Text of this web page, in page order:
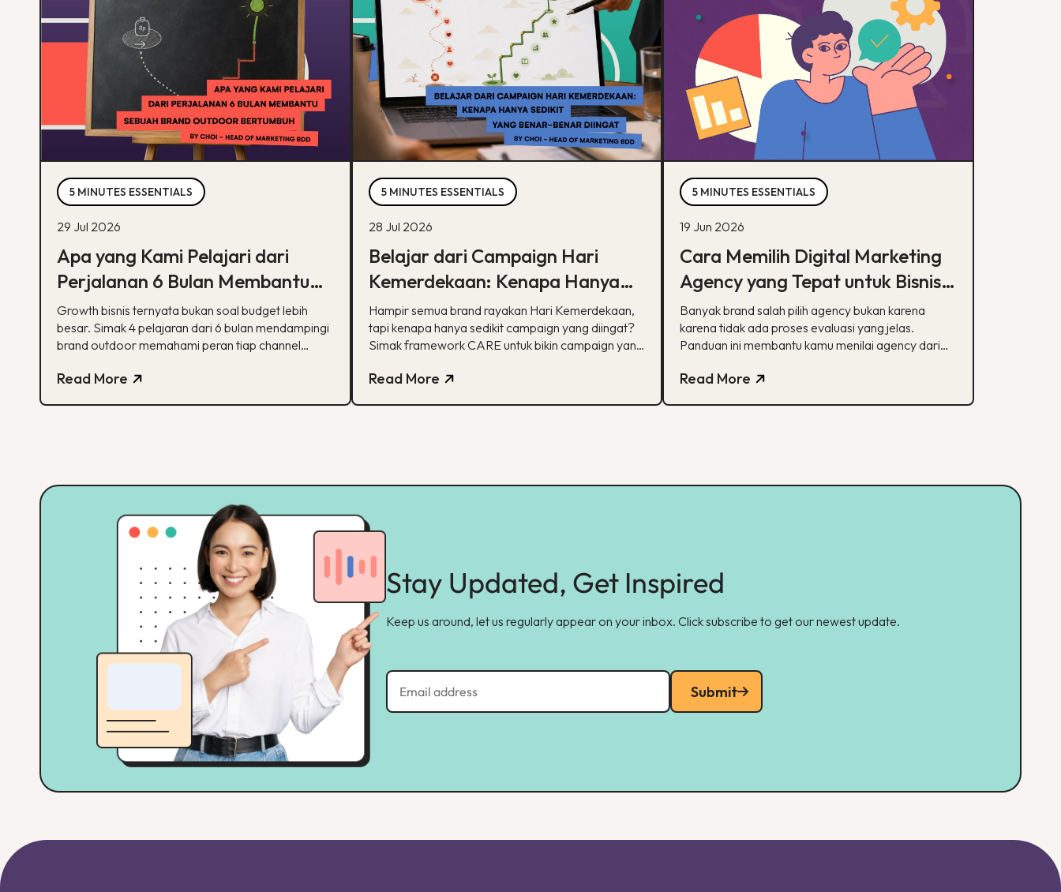
5 MINUTES ESSENTIALS
29 Jul 2026
Apa yang Kami Pelajari dari
Perjalanan 6 Bulan Membantu
Sebuah Brand Outdoor
Bertumbuh
Growth bisnis ternyata bukan soal budget lebih
besar. Simak 4 pelajaran dari 6 bulan mendampingi
brand outdoor memahami peran tiap channel
Read More
5 MINUTES ESSENTIALS
28 Jul 2026
Belajar dari Campaign Hari
Kemerdekaan: Kenapa Hanya
Sedikit yang Benar-Benar
Diingat?
Hampir semua brand rayakan Hari Kemerdekaan,
tapi kenapa hanya sedikit campaign yang diingat?
Simak framework CARE untuk bikin campaign yang
Read More
5 MINUTES ESSENTIALS
19 Jun 2026
Cara Memilih Digital Marketing
Agency yang Tepat untuk Bisnis
Kamu
Banyak brand salah pilih agency bukan karena
karena tidak ada proses evaluasi yang jelas.
Panduan ini membantu kamu menilai agency dari
pelaporan.
Read More
Stay Updated, Get Inspired
Keep us around, let us regularly appear on your inbox. Click subscribe to get our newest update.
Submit